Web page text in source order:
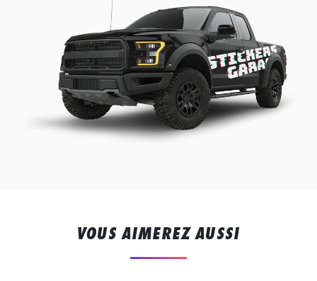
VOUS AIMEREZ AUSSI